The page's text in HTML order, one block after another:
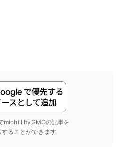
michill byGMOの記事を
することができます